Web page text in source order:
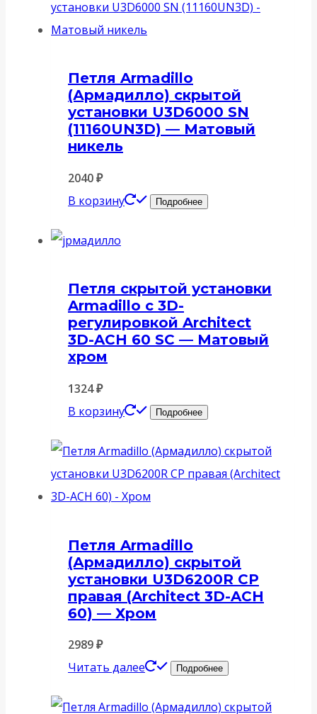
Петля Armadillo
(Армадилло) скрытой
установки U3D6000 SN
(11160UN3D) — Матовый
никель
2040₽
В корзину
Подробнее
Петля скрытой установки
Armadillo с 3D-
регулировкой Architect
3D-ACH 60 SC — Матовый
хром
1324₽
В корзину
Подробнее
Петля Armadillo
(Армадилло) скрытой
установки U3D6200R CP
правая (Architect 3D-ACH
60) — Хром
2989₽
Читать далее
Подробнее